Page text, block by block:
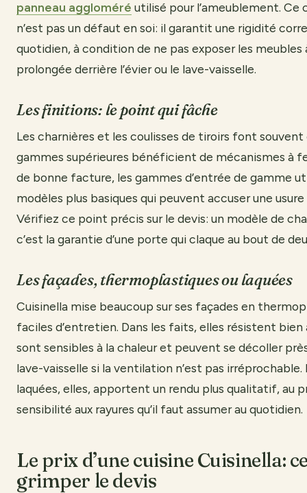
panneau aggloméré utilisé pour l’ameublement. Ce
n’est pas un défaut en soi: il garantit une rigidité
quotidien, à condition de ne pas exposer les meubles
prolongée derrière l’évier ou le lave-vaisselle.
Les finitions: le point qui fâche
Les charnières et les coulisses de tiroirs font souvent
gammes supérieures bénéficient de mécanismes à
de bonne facture, les gammes d’entrée de gamme
modèles plus basiques qui peuvent accuser une
Vérifiez ce point précis sur le devis: un modèle de
c’est la garantie d’une porte qui claque au bout de
Les façades, thermoplastiques ou laquées
Cuisinella mise beaucoup sur ses façades en
faciles d’entretien. Dans les faits, elles résistent bien
sont sensibles à la chaleur et peuvent se décoller
lave-vaisselle si la ventilation n’est pas irréprochable.
laquées, elles, apportent un rendu plus qualitatif, au
sensibilité aux rayures qu’il faut assumer au quotidien.
Le prix d’une cuisine Cuisinella:
grimper le devis